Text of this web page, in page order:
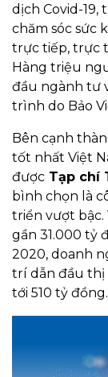
dịch Covid-19,
chăm sóc sức
trực tiếp, trực
Hàng triệu
đầu ngành tư
trình do Bảo
Bên cạnh
tốt nhất Việt
được Tạp chí
bình chọn là
triển vượt
gần 31.000 tỷ
2020, doanh
trí dẫn đầu thị
tới 510 tỷ đồng.